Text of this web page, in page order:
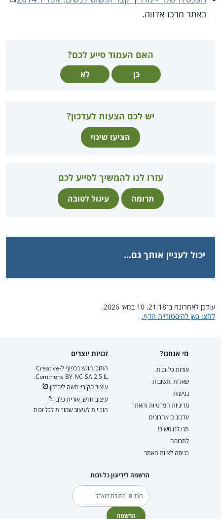
באתר מרכז אדווה.
האם העמוד סייע לכם?
כן לא
יש לכם הצעות לעדכון?
הציעו שינוי
עזרו לנו להמשיך לסייע לכם
תרומה עיגול לטובה
יכול לעניין אותך גם...
עודכן לאחרונה ב־21:18, 10 במאי 2026.
לחצו כאן להיסטוריית הדף.
מי אנחנו?
אודות כל-זכות
שאלות ותשובות
נגישות
מדיניות הפרטיות והאתר
עדכונים אחרונים
תנו לנו משוב!
לתרומה
כניסה לצוות האתר
זכויות יוצרים
התוכן מוגש בכפוף ל-Creative
Commons BY-NC-SA 2.5 IL.
עיצוב מקורי: משה ליברמן
עיצוב חדש: אורית כלב
הזכויות לעיצוב שמורות לכל זכות
הרשמה לידיעון כל-זכות
דוא"ל
הרשמה